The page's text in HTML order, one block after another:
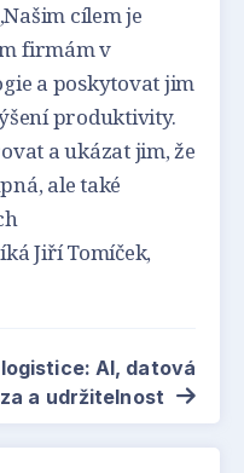
cílem je
firmám v
a poskytovat jim
produktivity.
a ukázat jim, že
ale také
Jiří Tomíček,
AI, datová
a udržitelnost